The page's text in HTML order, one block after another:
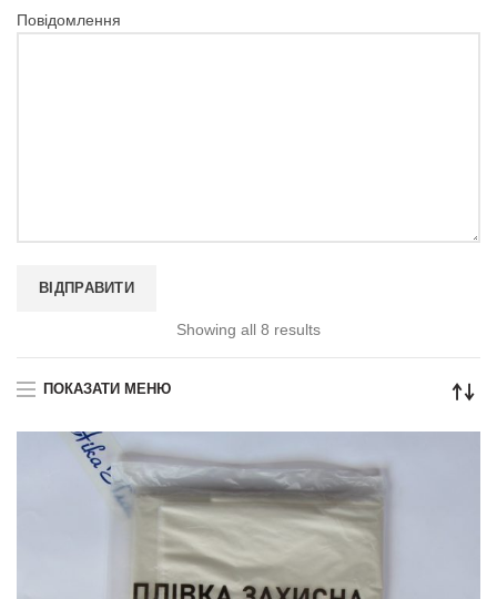
Повідомлення
Showing all 8 results
ПОКАЗАТИ МЕНЮ